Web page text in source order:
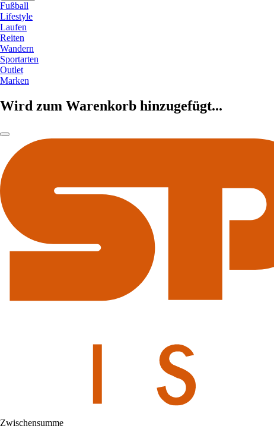
Fußball
Lifestyle
Laufen
Reiten
Wandern
Sportarten
Outlet
Marken
Wird zum Warenkorb hinzugefügt...
Zwischensumme